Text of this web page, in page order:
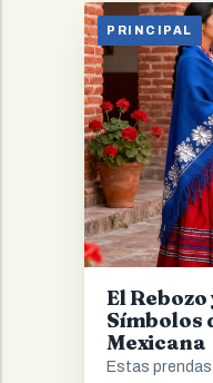
PRINCIPAL
El
Símbolos
Mexicana
Estas